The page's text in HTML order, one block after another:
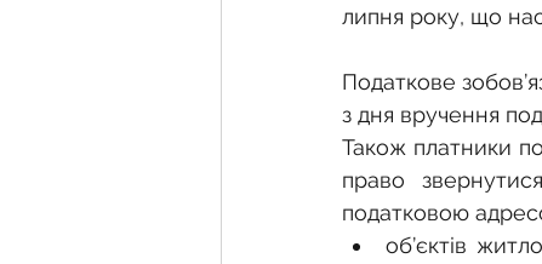
липня року, що
Податкове
з дня вручення
Також платники
право
податковою
об’єктів